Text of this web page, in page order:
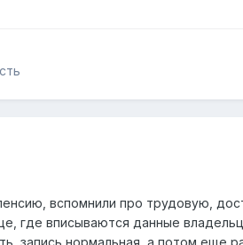
вспомнили про трудовую,
где вписываются данные